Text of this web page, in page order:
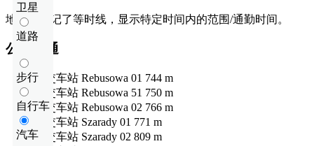
卫星
道路
步行
自行车
汽车
地图上标记了等时线，显示特定时间内的范围/通勤时间。
公共交通
公交车站 Rebusowa 01 744 m
公交车站 Rebusowa 51 750 m
公交车站 Rebusowa 02 766 m
公交车站 Szarady 01 771 m
公交车站 Szarady 02 809 m